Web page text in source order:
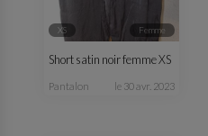
XS femme
Short satin noir femme XS
pantalon le 30 avr. 2023